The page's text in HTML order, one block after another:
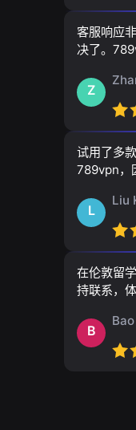
客服响应
决了。
Z
试用了多
789vpn，
L
Liu
在伦敦留
持联系，
B